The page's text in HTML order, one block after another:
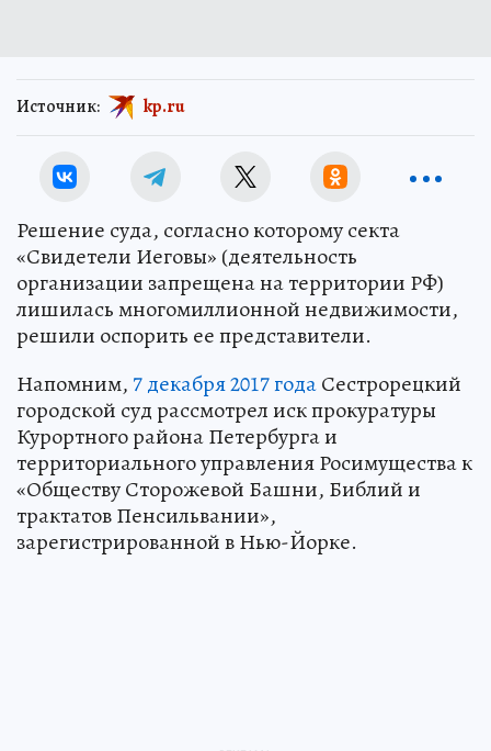
Источник: kp.ru
Решение суда, согласно которому секта
«Свидетели Иеговы» (деятельность
организации запрещена на территории РФ)
лишилась многомиллионной недвижимости,
решили оспорить ее представители.
Напомним, 7 декабря 2017 годаСестрорецкий
городской суд рассмотрел иск прокуратуры
Курортного района Петербурга и
территориального управления Росимущества к
«Обществу Сторожевой Башни, Библий и
трактатов Пенсильвании»,
зарегистрированной в Нью-Йорке.